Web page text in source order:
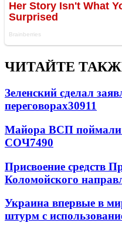
ЧИТАЙТЕ
Зеленский сделал
переговорах30911
Майора ВСП
СОЧ7490
Присвоение средств
Коломойского
Украина впервые в
штурм с